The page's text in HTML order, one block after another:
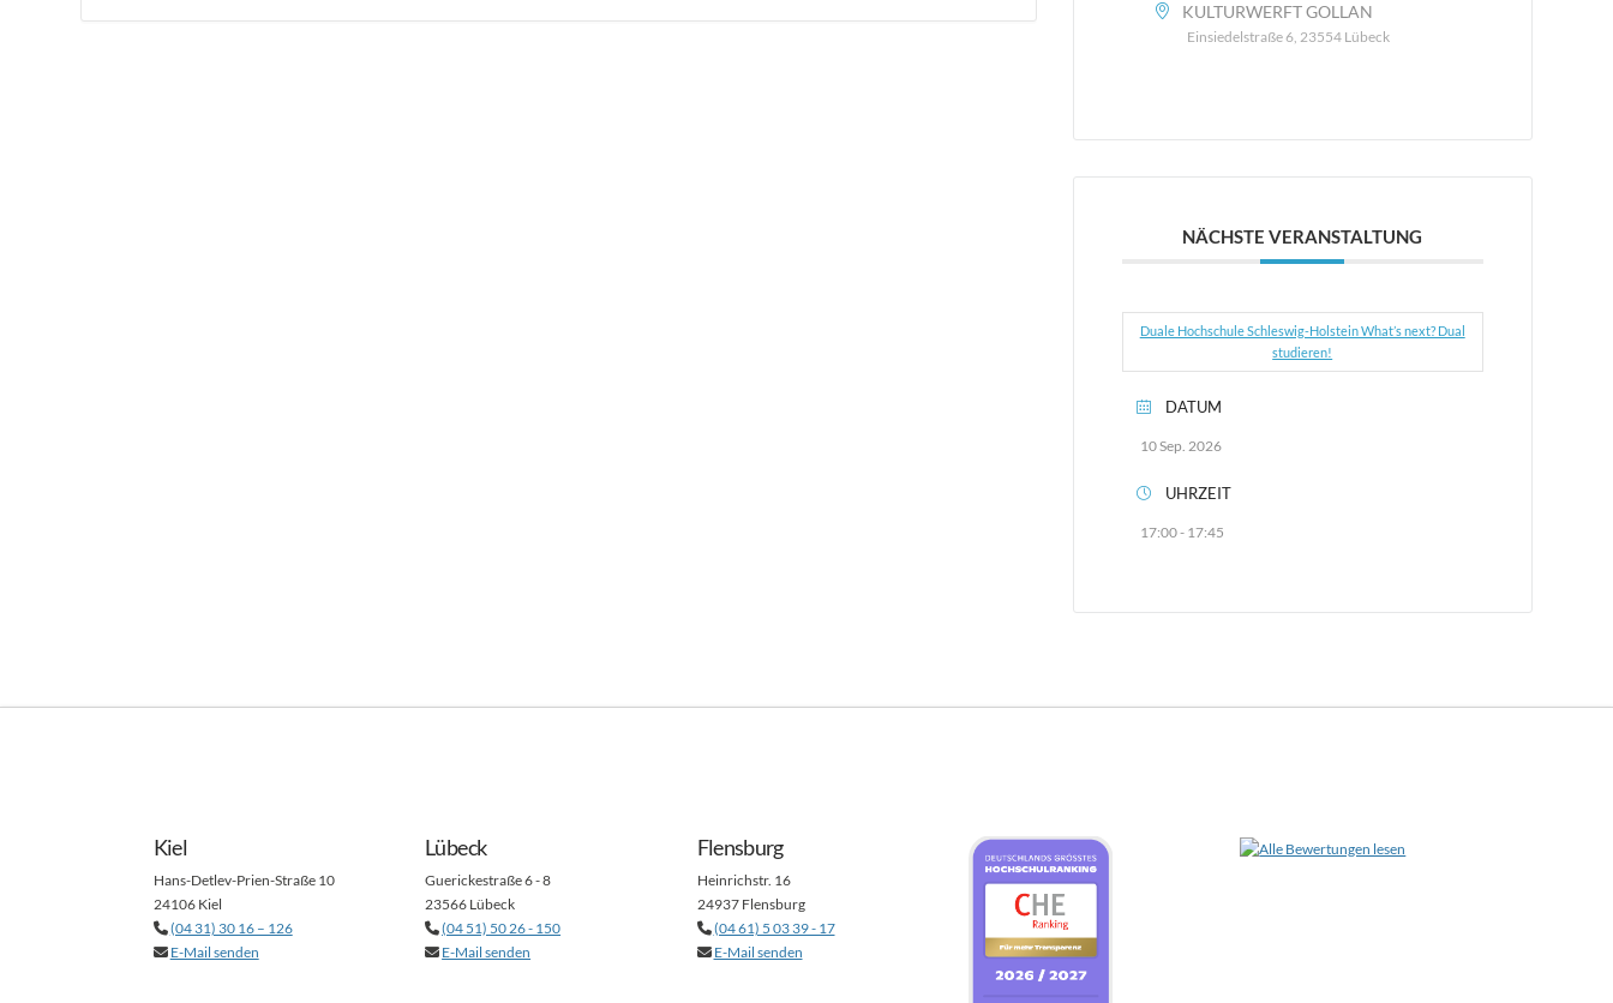
KULTURWERFT GOLLAN
Einsiedelstraße 6, 23554 Lübeck
NÄCHSTE VERANSTALTUNG
Duale Hochschule Schleswig-Holstein What’s next? Dual
studieren!
DATUM
10 Sep. 2026
UHRZEIT
17:00 - 17:45
Kiel
Hans-Detlev-Prien-Straße 10
24106 Kiel
(04 31) 30 16 – 126
E-Mail senden
Lübeck
Guerickestraße 6 - 8
23566 Lübeck
(04 51) 50 26 - 150
E-Mail senden
Flensburg
Heinrichstr. 16
24937 Flensburg
(04 61) 5 03 39 - 17
E-Mail senden